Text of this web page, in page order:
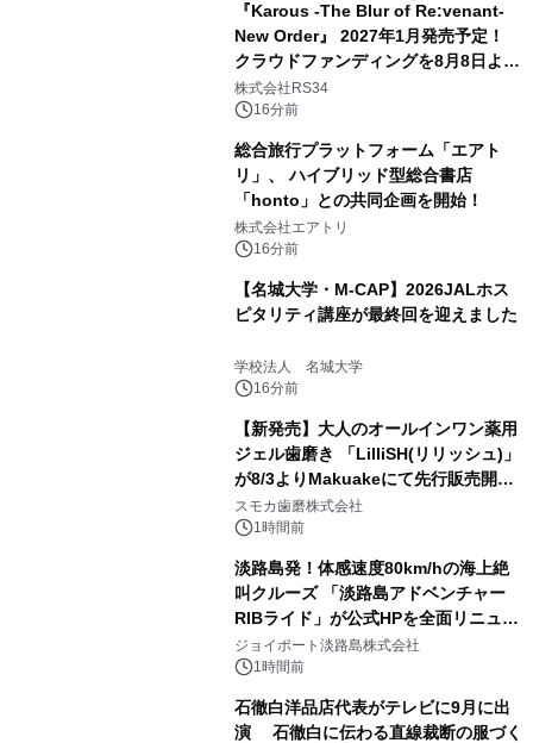
『Karous -The Blur of Re:venant-
New Order』 2027年1月発売予定！
クラウドファンディングを8月8日より
開始
株式会社RS34
16分前
総合旅行プラットフォーム「エアト
リ」、 ハイブリッド型総合書店
「honto」との共同企画を開始！
株式会社エアトリ
16分前
【名城大学・M-CAP】2026JALホス
ピタリティ講座が最終回を迎えました
学校法人 名城大学
16分前
【新発売】大人のオールインワン薬用
ジェル歯磨き 「LilliSH(リリッシュ)」
が8/3よりMakuakeにて先行販売開
始！
スモカ歯磨株式会社
1時間前
淡路島発！体感速度80km/hの海上絶
叫クルーズ 「淡路島アドベンチャー
RIBライド」が公式HPを全面リニュー
アル！ ～スマホで即予約完了の「スマ
ート設計」へ刷新～
ジョイポート淡路島株式会社
1時間前
石徹白洋品店代表がテレビに9月に出
演 石徹白に伝わる直線裁断の服づく